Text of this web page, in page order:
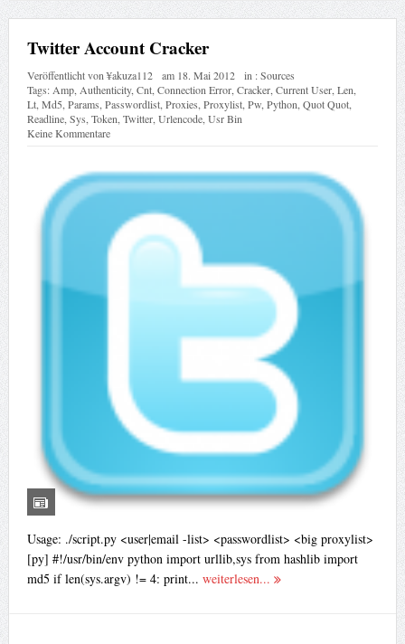
Twitter Account Cracker
Veröffentlicht von¥akuza112 am 18. Mai 2012 in :Sources
Tags: Amp, Authenticity, Cnt, Connection Error, Cracker, Current User, Len
Lt, Md5 Params Passwordlist, Proxies Proxylist, Pw, Python Quot Quot,
Readline, Sys Token Twitter, Urlencode, Usr Bin
Keine Kommentare
Usage: ./script.py <user|email -list> <passwordlist> <big proxylist>
[py] #!/usr/bin/env python import urllib,sys from hashlib import
md5 if len(sys.argv) != 4: print... weiterlesen...